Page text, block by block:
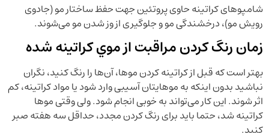
شامپوهای کراتینه حاوی پروتئین جهت حفظ ساختار مو (جادوی
رویش مو)، درخشندگی مو و جلوگیری از وز شدن مو می‌شوند.
زمان رنگ کردن مراقبت از موي كراتينه شده
بهتر است که قبل از کراتینه کردن موها، آن‌ها را رنگ کنید، نگران
نباشید بدون اینکه به موهایتان آسیبی وارد شود یا مواد کراتینه، کم
اثر شوند. این کار می‌تواند به خوبی انجام شود. ولی وقتی موها
کراتینه شد، حتما باید برای رنگ کردن مجدد، حداقل سه هفته صبر
کنید.